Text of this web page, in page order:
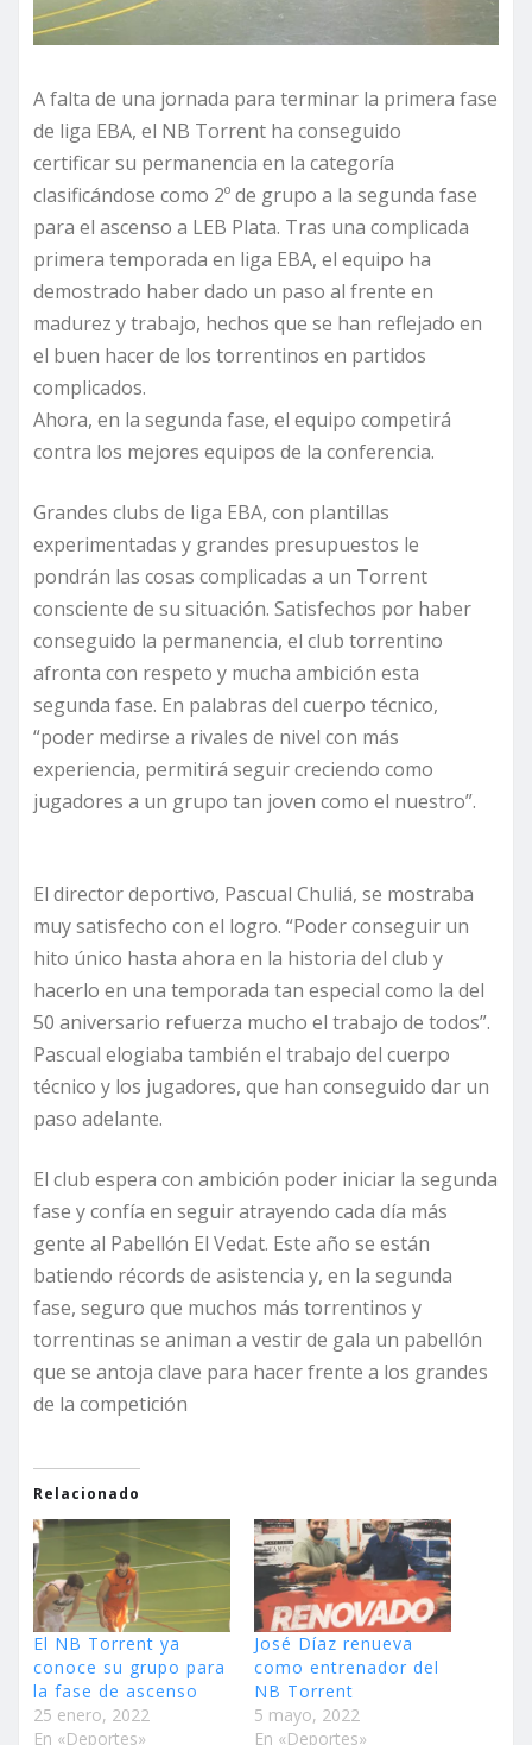
A falta de una jornada para terminar la primera fase
de liga EBA, el NB Torrent ha conseguido
certificar su permanencia en la categoría
clasificándose como 2º de grupo a la segunda fase
para el ascenso a LEB Plata. Tras una complicada
primera temporada en liga EBA, el equipo ha
demostrado haber dado un paso al frente en
madurez y trabajo, hechos que se han reflejado en
el buen hacer de los torrentinos en partidos
complicados.
Ahora, en la segunda fase, el equipo competirá
contra los mejores equipos de la conferencia.
Grandes clubs de liga EBA, con plantillas
experimentadas y grandes presupuestos le
pondrán las cosas complicadas a un Torrent
consciente de su situación. Satisfechos por haber
conseguido la permanencia, el club torrentino
afronta con respeto y mucha ambición esta
segunda fase. En palabras del cuerpo técnico,
“poder medirse a rivales de nivel con más
experiencia, permitirá seguir creciendo como
jugadores a un grupo tan joven como el nuestro”.
El director deportivo, Pascual Chuliá, se mostraba
muy satisfecho con el logro. “Poder conseguir un
hito único hasta ahora en la historia del club y
hacerlo en una temporada tan especial como la del
50 aniversario refuerza mucho el trabajo de todos”.
Pascual elogiaba también el trabajo del cuerpo
técnico y los jugadores, que han conseguido dar un
paso adelante.
El club espera con ambición poder iniciar la segunda
fase y confía en seguir atrayendo cada día más
gente al Pabellón El Vedat. Este año se están
batiendo récords de asistencia y, en la segunda
fase, seguro que muchos más torrentinos y
torrentinas se animan a vestir de gala un pabellón
que se antoja clave para hacer frente a los grandes
de la competición
Relacionado
El NB Torrent ya
conoce su grupo para
la fase de ascenso
25 enero, 2022
En «Deportes»
José Díaz renueva
como entrenador del
NB Torrent
5 mayo, 2022
En «Deportes»